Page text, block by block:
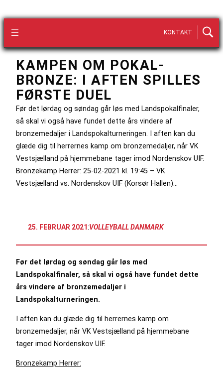
KONTAKT
KAMPEN OM POKAL-
BRONZE: I AFTEN SPILLES
FØRSTE DUEL
Før det lørdag og søndag går løs med Landspokalfinaler,
så skal vi også have fundet dette års vindere af
bronzemedaljer i Landspokalturneringen. I aften kan du
glæde dig til herrernes kamp om bronzemedaljer, når VK
Vestsjælland på hjemmebane tager imod Nordenskov UIF.
Bronzekamp Herrer: 25-02-2021 kl. 19:45 – VK
Vestsjælland vs. Nordenskov UIF (Korsør Hallen)…
25. FEBRUAR 2021:VOLLEYBALL DANMARK
Før det lørdag og søndag går løs med
Landspokalfinaler, så skal vi også have fundet dette
års vindere af bronzemedaljer i
Landspokalturneringen.
I aften kan du glæde dig til herrernes kamp om
bronzemedaljer, når VK Vestsjælland på hjemmebane
tager imod Nordenskov UIF.
Bronzekamp Herrer: